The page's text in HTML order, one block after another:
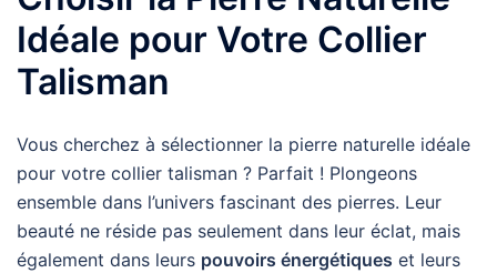
Idéale pour Votre Collier
Talisman
Vous cherchez à sélectionner la pierre naturelle idéale
pour votre collier talisman ? Parfait ! Plongeons
ensemble dans l’univers fascinant des pierres. Leur
beauté ne réside pas seulement dans leur éclat, mais
également dans leurs pouvoirs énergétiques et leurs